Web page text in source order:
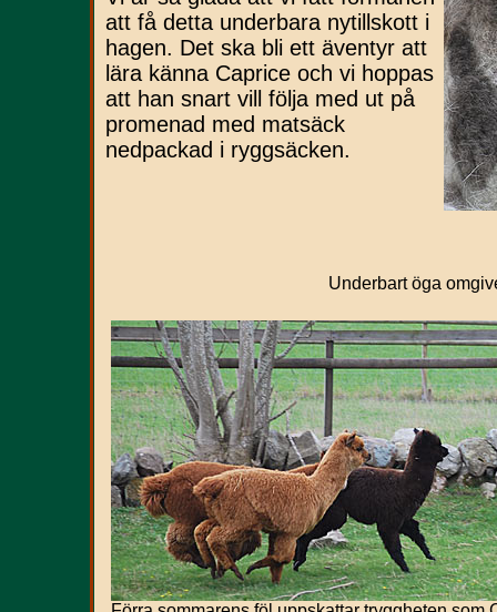
att få detta underbara nytillskott i
hagen. Det ska bli ett äventyr att
lära känna Caprice och vi hoppas
att han snart vill följa med ut på
promenad med matsäck
nedpackad i ryggsäcken.
Underbart öga